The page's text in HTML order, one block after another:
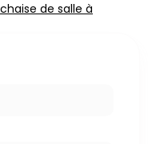
de salle à